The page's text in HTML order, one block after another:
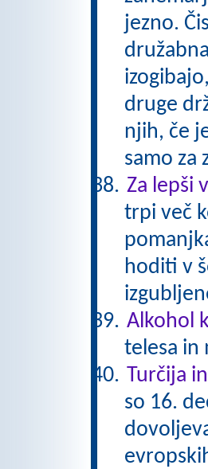
jezno.
druge
njih, če
samo za
Za lepši
trpi več
hoditi v
Alkohol
telesa in
Turčija
so 16.